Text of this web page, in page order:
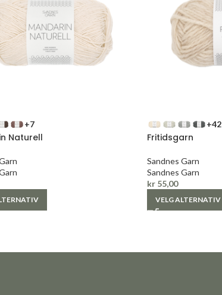
+7
Naturell
+42
Fritidsgarn
Sandnes Garn
Sandnes Garn
kr55,00
VELG ALTERNATIV